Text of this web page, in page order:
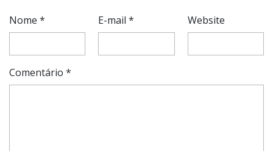
Nome * E-mail* Website
Comentário *